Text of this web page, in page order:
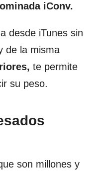
iConv.
desde iTunes sin
de la misma
te permite
su peso.
son millones y